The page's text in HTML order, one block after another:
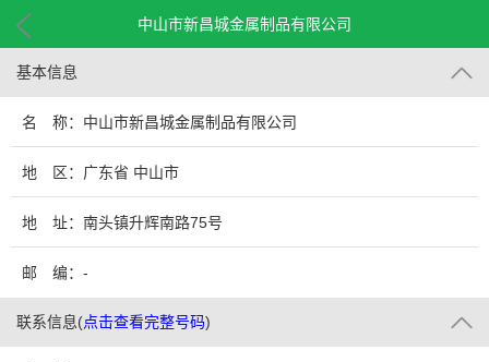
中山市新昌城金属制品有限公司
基本信息
名 称：中山市新昌城金属制品有限公司
地 区：广东省 中山市
地 址：南头镇升辉南路75号
邮 编：-
联系信息(点击查看完整号码)